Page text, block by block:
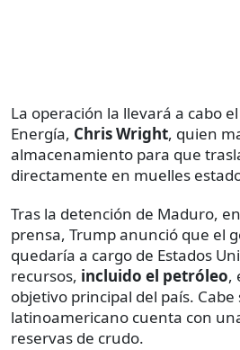
La operación la llevará a cabo
Energía, Chris Wright, quien
almacenamiento para que
directamente en muelles
Tras la detención de Maduro,
prensa, Trump anunció que el
quedaría a cargo de Estados
recursos, incluido el petróleo,
objetivo principal del país.
latinoamericano cuenta con
reservas de crudo.